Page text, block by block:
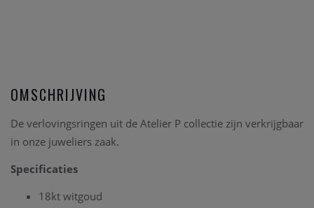
OMSCHRIJVING
De verlovingsringen uit de Atelier P collectie zijn verkrijgbaar
in onze juweliers zaak.
Specificaties
18kt witgoud